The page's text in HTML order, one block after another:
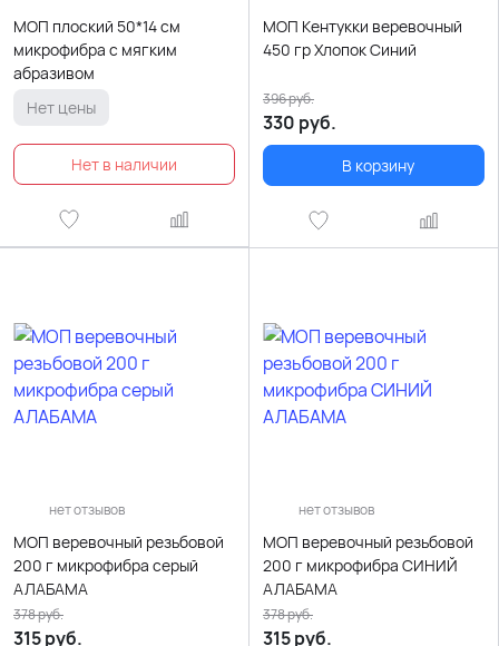
МОП плоский 50*14 см
микрофибра с мягким
абразивом
Нет цены
МОП Кентукки веревочный
450 гр Хлопок Синий
330 руб.
396руб.
В корзину
нет отзывов
МОП веревочный резьбовой
200 г микрофибра серый
АЛАБАМА
315руб.
378руб.
нет отзывов
МОП веревочный резьбовой
200 г микрофибра СИНИЙ
АЛАБАМА
315руб.
378руб.